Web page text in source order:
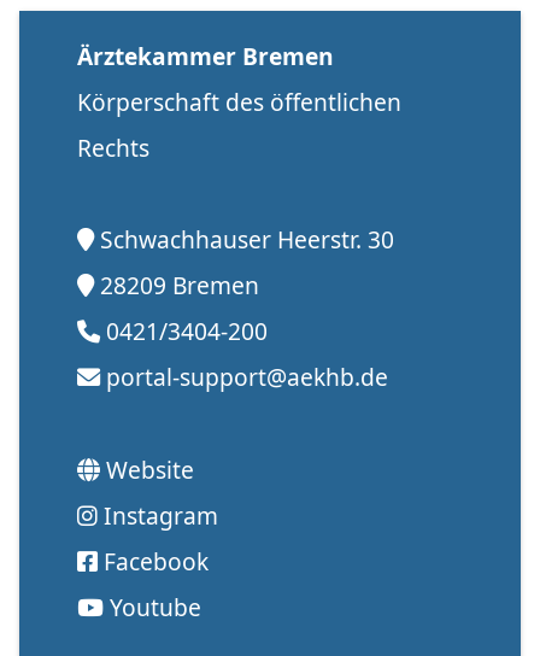
Ärztekammer Bremen
Körperschaft des öffentlichen
Rechts
Schwachhauser Heerstr. 30
28209 Bremen
0421/3404-200
portal-support@aekhb.de
Website
Instagram
Facebook
Youtube